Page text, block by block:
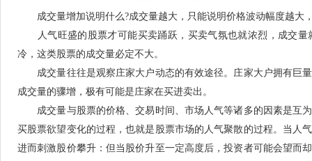
成交量增加说明什么?成交量越大，只能说明价格波动幅度越大
人气旺盛的股票才可能买卖踊跃，买卖气氛也就浓烈，成交量
冷，这类股票的成交量必定不大。
成交量往往是观察庄家大户动态的有效途径。庄家大户拥有巨
成交量的骤增，极有可能是庄家在买进卖出。
成交量与股票的价格、交易时间、市场人气等诸多的因素是互
买股票欲望变化的过程，也就是股票市场的人气聚散的过程。当人
进而刺激股价攀升：但当股价升至一定高度后，投资者可能会望而